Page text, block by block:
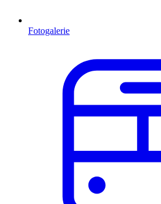
Fotogalerie